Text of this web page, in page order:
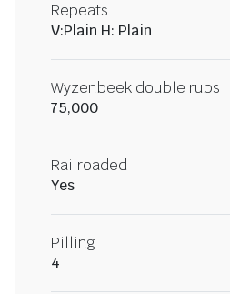
Repeats
V:Plain H: Plain
Wyzenbeek double rubs
75,000
Railroaded
Yes
Pilling
4